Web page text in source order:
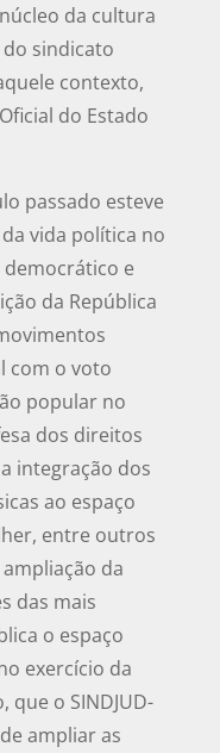
da cultura
sindicato
contexto,
do Estado
passado esteve
vida política no
e
da República
com o voto
popular no
dos direitos
integração dos
ao espaço
entre outros
da
das mais
o espaço
exercício da
que o SINDJUD-
ampliar as